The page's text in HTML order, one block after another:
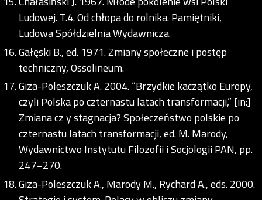
Ludowej. T.4. Od chłopa do rolnika. Pamiętniki,
Ludowa Spółdzielnia Wydawnicza.
Gałęski B., ed. 1971. Zmiany społeczne i postęp
techniczny, Ossolineum.
Giza-Poleszczuk A. 2004. “Brzydkie kaczątko Europy,
czyli Polska po czternastu latach transformacji,” [in:]
Zmiana cz y stagnacja? Społeczeństwo polskie po
czternastu latach transformacji, ed. M. Marody,
Wydawnictwo Instytutu Filozofii i Socjologii PAN, pp.
247–270.
Giza-Poleszczuk A., Marody M., Rychard A., eds. 2000.